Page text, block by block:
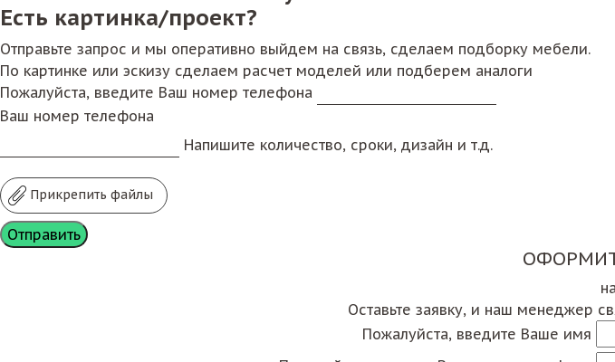
Есть картинка/проект?
Отправьте запрос и мы оперативно выйдем на связь, сделаем подборку мебели.
По картинке или эскизу сделаем расчет моделей или подберем аналоги
Пожалуйста, введите Ваш номер телефона
Ваш номер телефона
Напишите количество, сроки, дизайн и т.д.
Прикрепить файлы
на
Оставьте заявку, и наш менеджер
Пожалуйста, введите Ваше имя